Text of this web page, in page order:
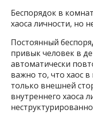
Беспорядок в
хаоса личности, но
Постоянный
привык человек в
автоматически
важно то, что хаос
только внешней
внутреннего хаоса